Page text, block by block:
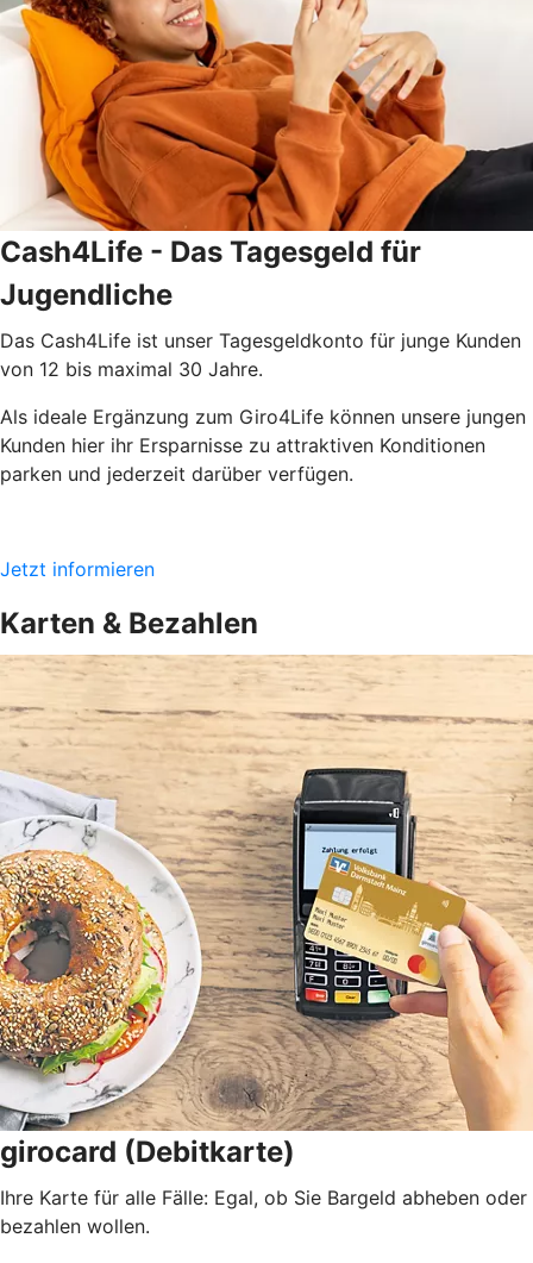
Cash4Life - Das Tagesgeld für
Jugendliche
Das Cash4Life ist unser Tagesgeldkonto für junge Kunden
von 12 bis maximal 30 Jahre.
Als ideale Ergänzung zum Giro4Life können unsere jungen
Kunden hier ihr Ersparnisse zu attraktiven Konditionen
parken und jederzeit darüber verfügen.
Jetzt informieren
Karten & Bezahlen
girocard (Debitkarte)
Ihre Karte für alle Fälle: Egal, ob Sie Bargeld abheben oder
bezahlen wollen.